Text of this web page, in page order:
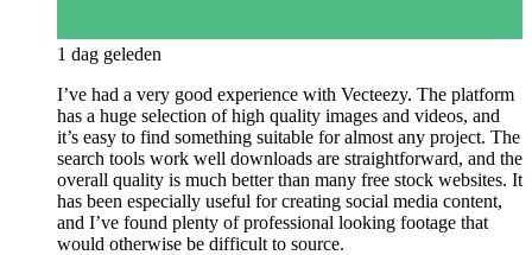
1 dag geleden
I’ve had a very good experience with Vecteezy. The platform
has a huge selection of high quality images and videos, and
it’s easy to find something suitable for almost any project. The
search tools work well downloads are straightforward, and the
overall quality is much better than many free stock websites. It
has been especially useful for creating social media content,
and I’ve found plenty of professional looking footage that
would otherwise be difficult to source.